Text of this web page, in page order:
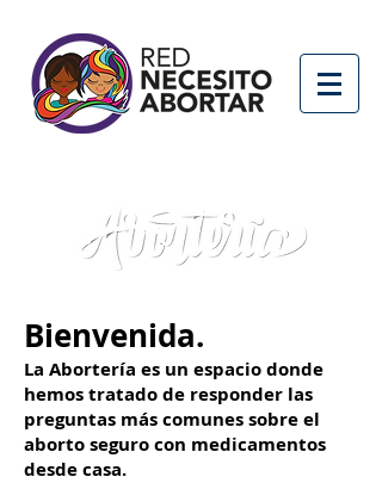
Bienvenida.
La Abortería es un espacio donde
hemostratadode responder las
preguntas más comunes sobre el
aborto seguro con medicamentos
desde casa.